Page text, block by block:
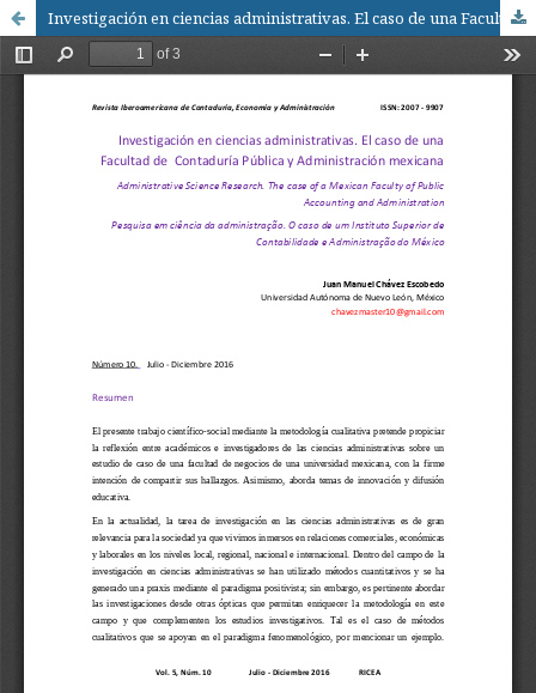
Investigación en ciencias administrativas. El caso de una Facultad de Contaduría Pública y Administración mexicana / Administrative Science Research. The case of a Mexican Faculty of Public Accounting and Administration